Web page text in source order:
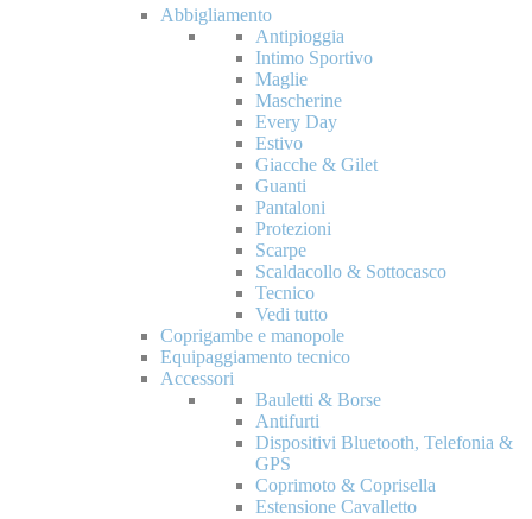
Abbigliamento
Antipioggia
Intimo Sportivo
Maglie
Mascherine
Every Day
Estivo
Giacche & Gilet
Guanti
Pantaloni
Protezioni
Scarpe
Scaldacollo & Sottocasco
Tecnico
Vedi tutto
Coprigambe e manopole
Equipaggiamento tecnico
Accessori
Bauletti & Borse
Antifurti
Dispositivi Bluetooth, Telefonia &
GPS
Coprimoto & Coprisella
Estensione Cavalletto